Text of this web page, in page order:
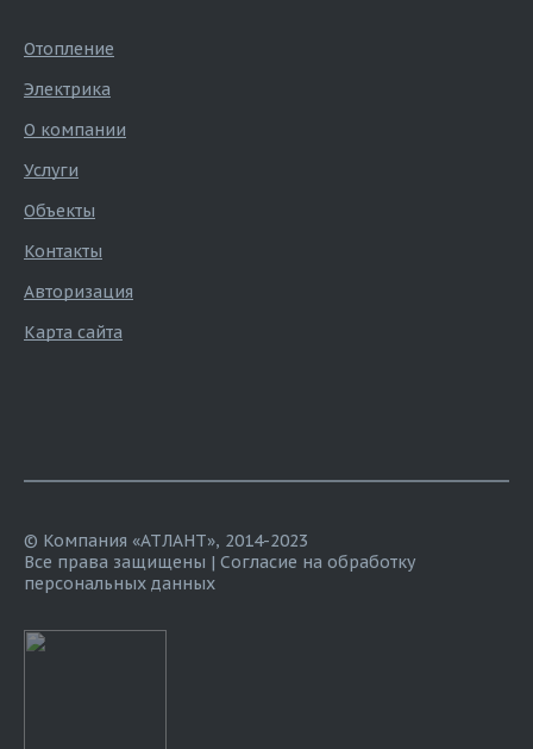
Отопление
Электрика
О компании
Услуги
Объекты
Контакты
Авторизация
Карта сайта
© Компания «АТЛАНТ», 2014-2023
Все права защищены | Согласие на обработку
персональных данных